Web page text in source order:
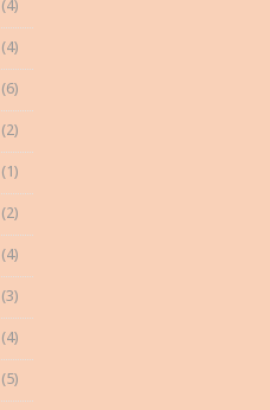
(4)
(4)
(6)
(2)
(1)
(2)
(4)
(3)
(4)
(5)